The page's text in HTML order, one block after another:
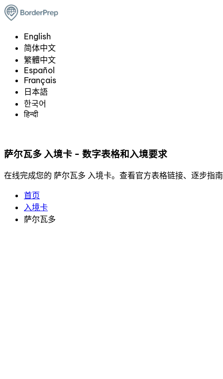
English
简体中文
繁體中文
Español
Français
日本語
한국어
हिन्दी
萨尔瓦多 入境卡 - 数字表格和入境要求
在线完成您的 萨尔瓦多 入境卡。查看官方表格链接、逐步指
首页
入境卡
萨尔瓦多